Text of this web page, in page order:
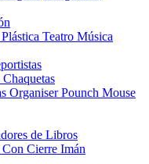
Teatro Música
Organiser Pounch Mouse
de Libros
Cierre Imán